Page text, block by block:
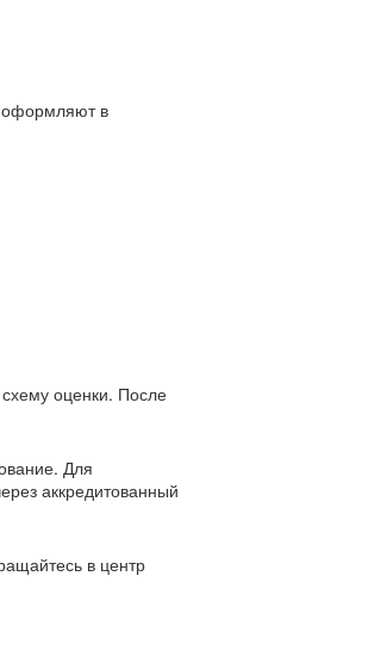
оформляют в
оценки. После
Для
аккредитованный
в центр